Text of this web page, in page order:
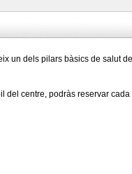
un dels pilars bàsics de salut
del centre, podràs reservar